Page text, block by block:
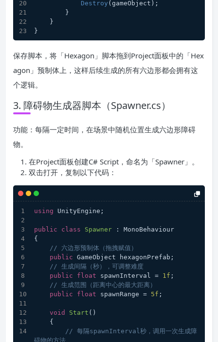
Destroy (gameObject);
        }
    }
}
保存脚本，将「Hexagon」脚本拖到Project面板中的「Hex
agon」预制体上，这样后续生成的所有六边形都会拥有这
个逻辑。
3. 障碍物生成器脚本（Spawner.cs）
功能：每隔一定时间，在场景中随机位置生成六边形障碍
物。
在Project面板创建C# Script，命名为「Spawner」。
双击打开，复制以下代码：
using UnityEngine;
public class Spawner : MonoBehaviour
{
// 六边形预制体（拖拽赋值）
public GameObject hexagonPrefab;
// 生成间隔（秒），可调整难度
public
float spawnInterval = 1f ;
// 生成范围（距离中心的最大距离）
public
float spawnRange = 5f ;
void Start ()
    {
// 每隔spawnInterval秒，调用一次生成障
碍物的方法